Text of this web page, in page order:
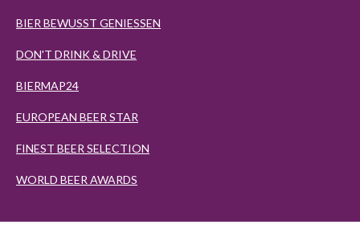
BIER BEWUSST GENIESSEN
DON'T DRINK & DRIVE
BIERMAP24
EUROPEAN BEER STAR
FINEST BEER SELECTION
WORLD BEER AWARDS